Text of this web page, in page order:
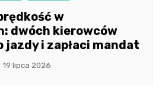
w
dwóch kierowców
jazdy i zapłaci mandat
19 lipca 2026